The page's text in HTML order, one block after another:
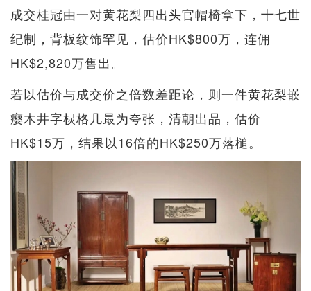
成交桂冠由一对黄花梨四出头官帽椅拿下，十七世
纪制，背板纹饰罕见，估价HK$800万，连佣
HK$2,820万售出。
若以估价与成交价之倍数差距论，则一件黄花梨嵌
瘿木井字棂格几最为夸张，清朝出品，估价
HK$15万，结果以16倍的HK$250万落槌。